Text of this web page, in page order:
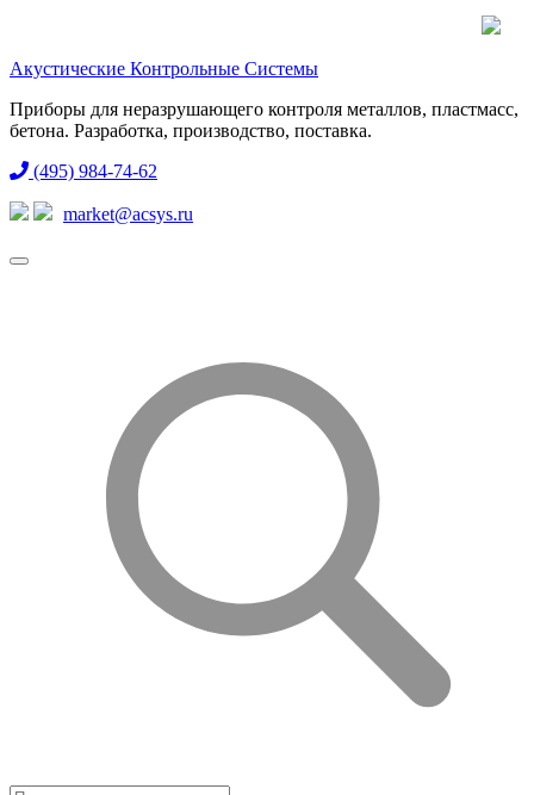
Акустические Контрольные Системы
Приборы для неразрушающего контроля металлов, пластмасс,
бетона. Разработка, производство, поставка.
(495) 984-74-62
market@acsys.ru
Toggle